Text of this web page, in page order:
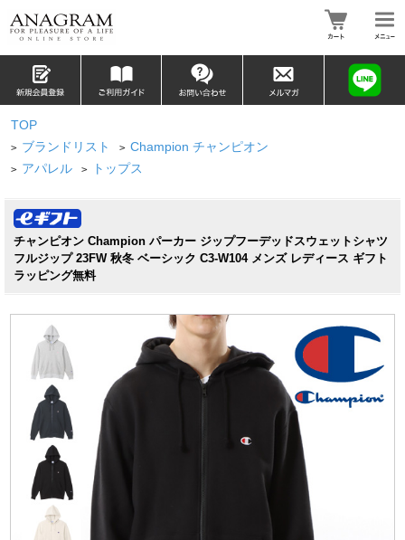
TOP
> ブランドリスト > Champion チャンピオン
> アパレル > トップス
チャンピオン Champion パーカー ジップフーデッドスウェットシャツ
フルジップ 23FW 秋冬 ベーシック C3-W104 メンズ レディース ギフト
ラッピング無料